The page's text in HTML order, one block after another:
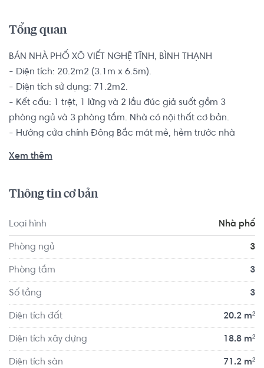
Tổng quan
BÁN NHÀ PHỐ XÔ VIẾT NGHỆ TĨNH, BÌNH THẠNH
- Diện tích: 20.2m2 (3.1m x 6.5m).
- Diện tích sử dụng: 71.2m2.
- Kết cấu: 1 trệt, 1 lửng và 2 lầu đúc giả suốt gồm 3
phòng ngủ và 3 phòng tắm. Nhà có nội thất cơ bản.
- Hướng cửa chính Đông Bắc mát mẻ, hẻm trước nhà
ninh, yên tĩnh, cơ sở hạ tầng hoàn thiện. Từ nhà thuận tiện
di chuyển đến các quận trung tâm thành phố hay sân
viện, trung tâm quận Bình Thạnh. Giáp quận 1 và các
quận trung tâm.
Xem thêm
Thông tin cơ bản
Loại hình Nhà phố
Phòng ngủ 3
Phòng tắm 3
Số tầng 3
Diện tích đất 20.2 m²
Diện tích xây dựng 18.8 m²
Diện tích sàn 71.2 m²